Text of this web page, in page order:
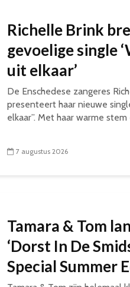
Richelle Brink
gevoelige single
uit elkaar’
De Enschedese zangeres
presenteert haar nieuwe
elkaar”. Met haar warme
7 augustus 2026
Tamara & Tom
‘Dorst In De
Special Summer